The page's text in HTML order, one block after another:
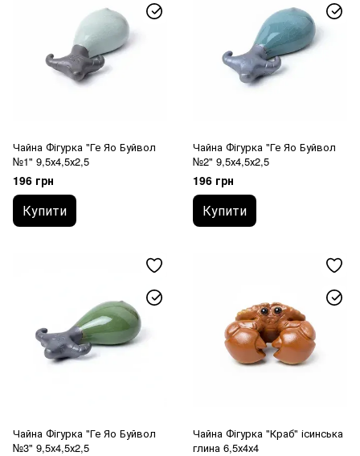
Чайна Фігурка "Ге Яо Буйвол
№1" 9,5х4,5х2,5
196 грн
Купити
Чайна Фігурка "Ге Яо Буйвол
№2" 9,5х4,5х2,5
196 грн
Купити
Чайна Фігурка "Ге Яо Буйвол
№3" 9,5х4,5х2,5
Чайна Фігурка "Краб" ісинська
глина 6,5х4х4